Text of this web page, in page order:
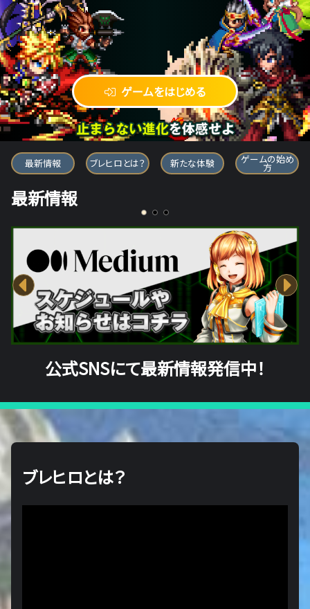
ゲームをはじめる
ブレイブ フロンティア ヒーローズ
最新情報 ブレヒロとは？ 新たな体験 ゲームの始め
方
最新情報
公式SNSにて最新情報発信中！
ブレヒロとは？